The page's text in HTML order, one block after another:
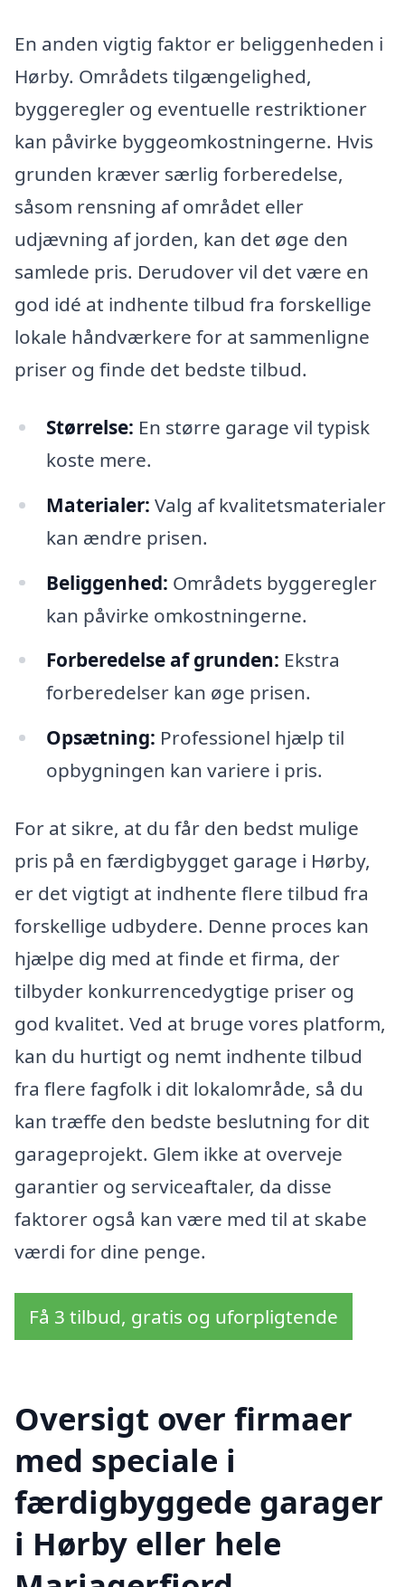
En anden vigtig faktor er beliggenheden i
Hørby. Områdets tilgængelighed,
byggeregler og eventuelle restriktioner
kan påvirke byggeomkostningerne. Hvis
grunden kræver særlig forberedelse,
såsom rensning af området eller
udjævning af jorden, kan det øge den
samlede pris. Derudover vil det være en
god idé at indhente tilbud fra forskellige
lokale håndværkere for at sammenligne
priser og finde det bedste tilbud.
Størrelse: En større garage vil typisk
koste mere.
Materialer: Valg af kvalitetsmaterialer
kan ændre prisen.
Beliggenhed: Områdets byggeregler
kan påvirke omkostningerne.
Forberedelse af grunden: Ekstra
forberedelser kan øge prisen.
Opsætning: Professionel hjælp til
opbygningen kan variere i pris.
For at sikre, at du får den bedst mulige
pris på en færdigbygget garage i Hørby,
er det vigtigt at indhente flere tilbud fra
forskellige udbydere. Denne proces kan
hjælpe dig med at finde et firma, der
tilbyder konkurrencedygtige priser og
god kvalitet. Ved at bruge vores platform,
kan du hurtigt og nemt indhente tilbud
fra flere fagfolk i dit lokalområde, så du
kan træffe den bedste beslutning for dit
garageprojekt. Glem ikke at overveje
garantier og serviceaftaler, da disse
faktorer også kan være med til at skabe
værdi for dine penge.
Få 3 tilbud, gratis og uforpligtende
Oversigt over firmaer
med speciale i
færdigbyggede garager
i Hørby eller hele